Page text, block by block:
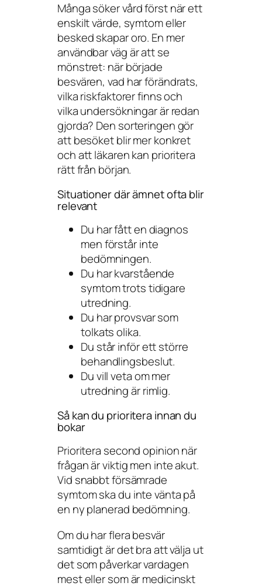
Många söker vård först när ett
enskilt värde, symtom eller
besked skapar oro. En mer
användbar väg är att se
mönstret: när började
besvären, vad har förändrats,
vilka riskfaktorer finns och
vilka undersökningar är redan
gjorda? Den sorteringen gör
att besöket blir mer konkret
och att läkaren kan prioritera
rätt från början.
Situationer där ämnet ofta blir
relevant
Du har fått en diagnos
men förstår inte
bedömningen.
Du har kvarstående
symtom trots tidigare
utredning.
Du har provsvar som
tolkats olika.
Du står inför ett större
behandlingsbeslut.
Du vill veta om mer
utredning är rimlig.
Så kan du prioritera innan du
bokar
Prioritera second opinion när
frågan är viktig men inte akut.
Vid snabbt försämrade
symtom ska du inte vänta på
en ny planerad bedömning.
Om du har flera besvär
samtidigt är det bra att välja ut
det som påverkar vardagen
mest eller som är medicinskt